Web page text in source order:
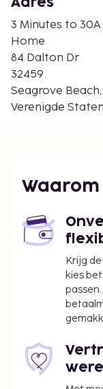
Seacrest Beach -
Grayton Beach
De
Panama City, FL
Intl.) - 43,5 km
Fort Walton
Toeslag
per verblijf
Deze lijst is
borgsommen
Het beleid
bepaalde
waaronder
Kinderen
dezelfde
Adres
3 Minutes to
Home
84 Dalton Dr
32459
Seagrove
Verenigde Staten
Waarom
Krijg
kies